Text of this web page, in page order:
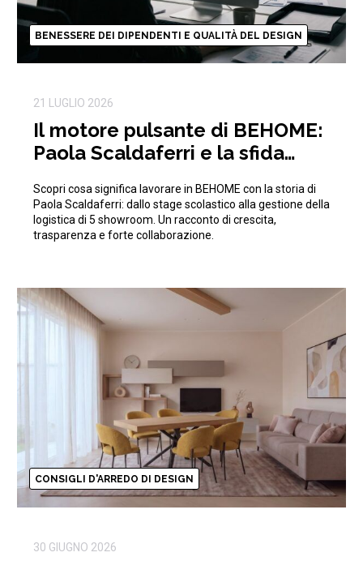
BENESSERE DEI DIPENDENTI E QUALITÀ DEL DESIGN
21 LUGLIO 2026
Il motore pulsante di BEHOME:
Paola Scaldaferri e la sfida
Scopri cosa significa lavorare in BEHOME con la storia di
Paola Scaldaferri: dallo stage scolastico alla gestione della
logistica di 5 showroom. Un racconto di crescita,
trasparenza e forte collaborazione.
CONSIGLI D'ARREDO DI DESIGN
30 GIUGNO 2026